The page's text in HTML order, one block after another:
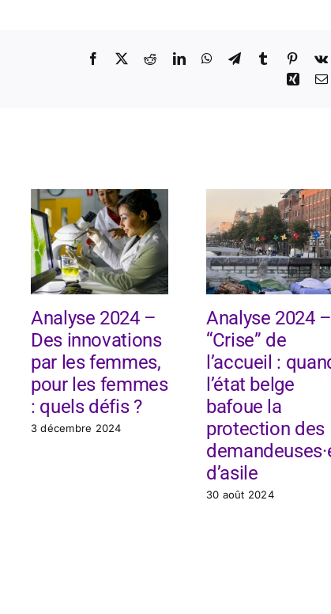
Facebook RedditLinkedInWhatsApp
TelegramTumblr
Xing
Analyse 2024 –
Des innovations
par les femmes,
pour les femmes
: quels défis ?
3 décembre 2024
Analyse 2024 –
“Crise” de
l’accueil :
l’état belge
bafoue la
protection des
d’asile
30 août 2024